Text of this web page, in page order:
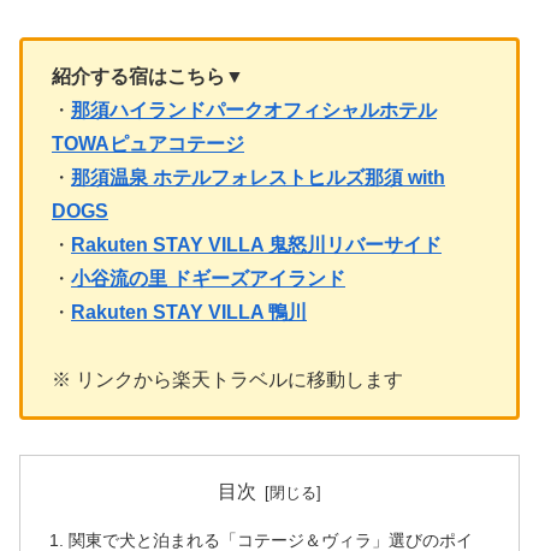
紹介する宿はこちら▼
・ 那須ハイランドパークオフィシャルホテル
TOWAピュアコテージ
・ 那須温泉 ホテルフォレストヒルズ那須 with
DOGS
・ Rakuten STAY VILLA 鬼怒川リバーサイド
・ 小谷流の里 ドギーズアイランド
・ Rakuten STAY VILLA 鴨川
※ リンクから楽天トラベルに移動します
目次
関東で犬と泊まれる「コテージ＆ヴィラ」選びのポイ